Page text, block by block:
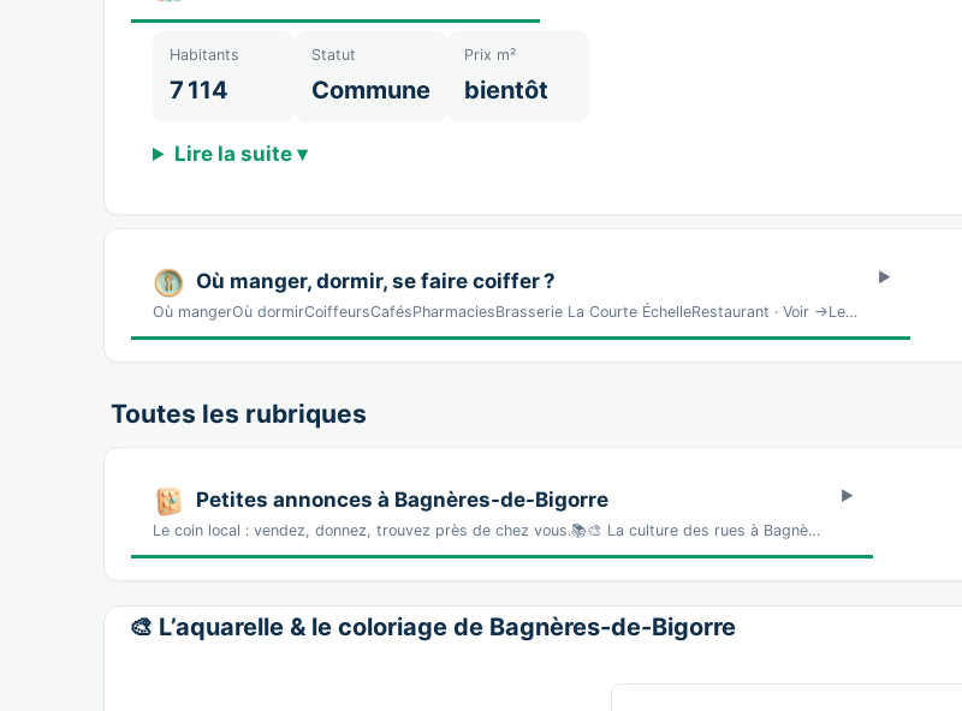
Habitants
7 114
Statut
Commune
Prix m²
bientôt
Lire la suite ▾
Où manger, dormir, se faire coiffer ?
Où mangerOù dormirCoiffeursCafésPharmaciesBrasserie La Courte ÉchelleRestaurant · Voir →Le…
Toutes les rubriques
Petites annonces à Bagnères-de-Bigorre
Le coin local : vendez, donnez, trouvez près de chez vous.📚🎨 La culture des rues à Bagnè…
🎨 L’aquarelle & le coloriage de Bagnères-de-Bigorre